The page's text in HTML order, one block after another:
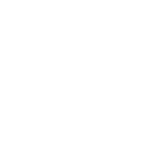
Девушка в бокале:
искусство эффектного